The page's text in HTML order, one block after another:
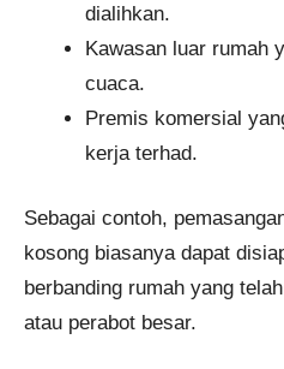
dialihkan.
Kawasan luar rumah
cuaca.
Premis komersial
kerja terhad.
Sebagai contoh,
kosong biasanya dapat
berbanding rumah yang
atau perabot besar.